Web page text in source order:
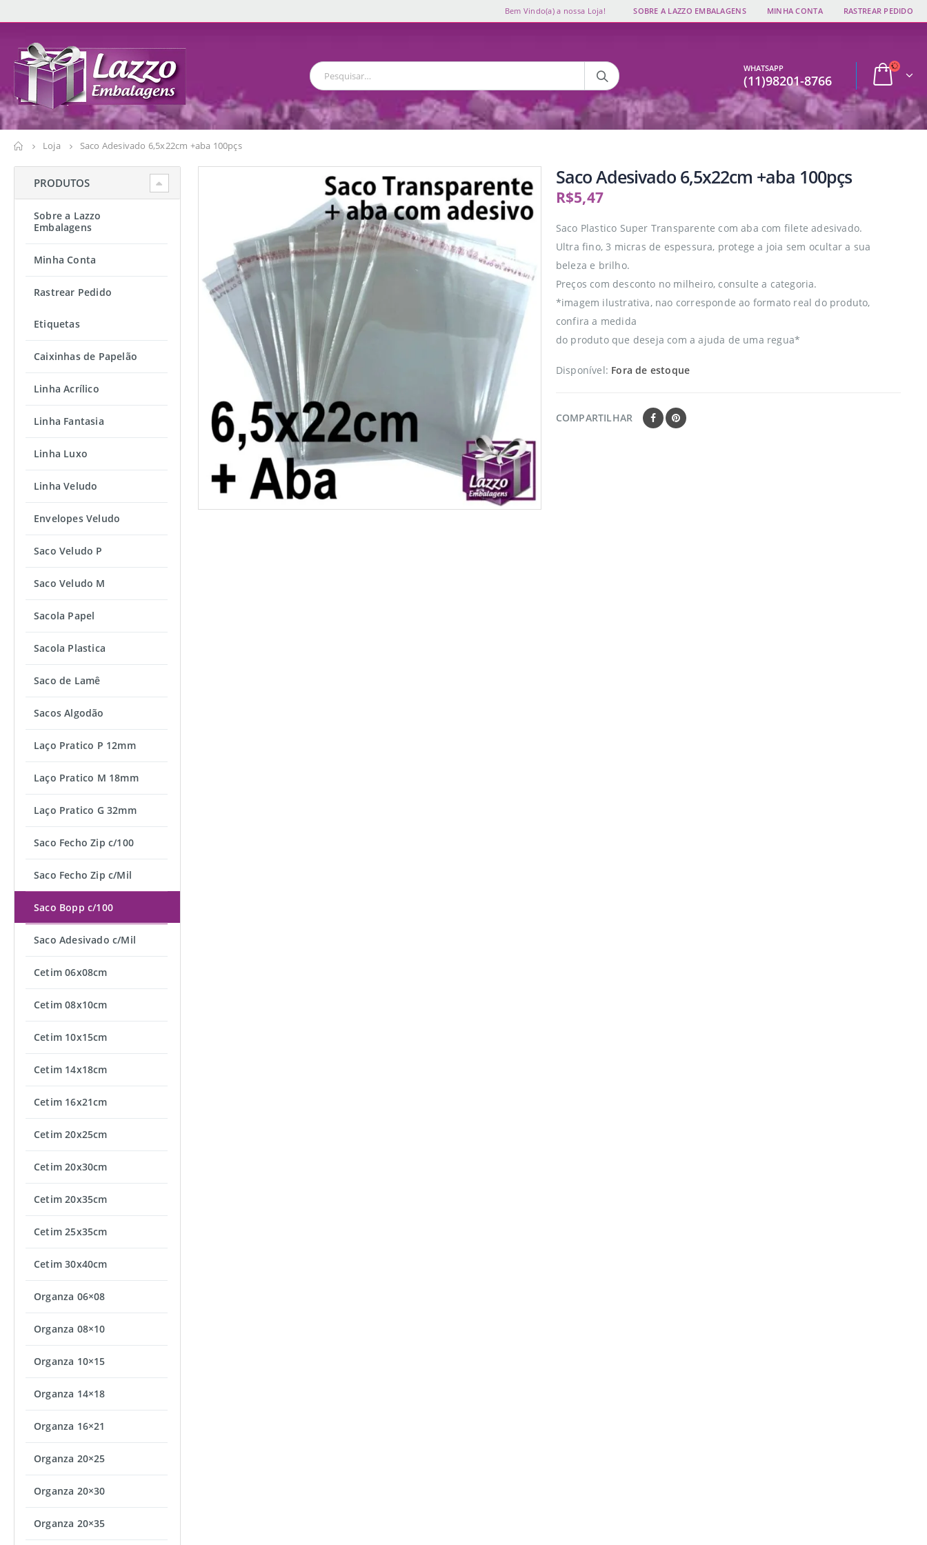
Bem Vindo(a) a nossa Loja! SOBRE A LAZZO EMBALAGENS MINHA CONTA RASTREAR PEDIDO
WHATSAPP
(11)98201-8766
Loja Saco Adesivado 6,5x22cm +aba 100pçs
Saco Adesivado 6,5x22cm +aba 100pçs
R$5,47
Saco Plastico Super Transparente com aba com filete adesivado.
Ultra fino, 3 micras de espessura, protege a joia sem ocultar a sua
beleza e brilho.
Preços com desconto no milheiro, consulte a categoria.
*imagem ilustrativa, nao corresponde ao formato real do produto,
confira a medida
do produto que deseja com a ajuda de uma regua*
Disponível: Fora de estoque
COMPARTILHAR
PRODUTOS
Sobre a Lazzo
Embalagens
Minha Conta
Rastrear Pedido
Etiquetas
Caixinhas de Papelão
Linha Acrílico
Linha Fantasia
Linha Luxo
Linha Veludo
Envelopes Veludo
Saco Veludo P
Saco Veludo M
Sacola Papel
Sacola Plastica
Saco de Lamê
Sacos Algodão
Laço Pratico P 12mm
Laço Pratico M 18mm
Laço Pratico G 32mm
Saco Fecho Zip c/100
Saco Fecho Zip c/Mil
Saco Bopp c/100
Saco Adesivado c/Mil
Cetim 06x08cm
Cetim 08x10cm
Cetim 10x15cm
Cetim 14x18cm
Cetim 16x21cm
Cetim 20x25cm
Cetim 20x30cm
Cetim 20x35cm
Cetim 25x35cm
Cetim 30x40cm
Organza 06×08
Organza 08×10
Organza 10×15
Organza 14×18
Organza 16×21
Organza 20×25
Organza 20×30
Organza 20×35